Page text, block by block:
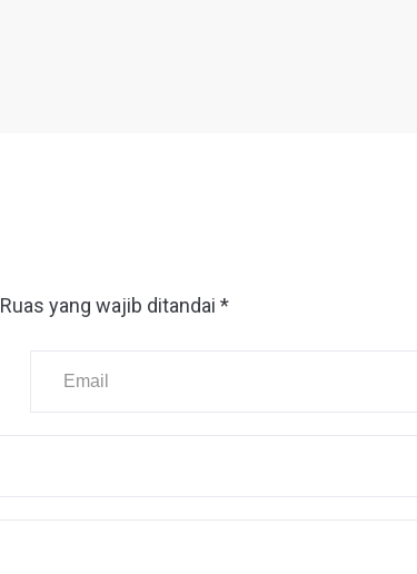
Ruas yang wajib ditandai *